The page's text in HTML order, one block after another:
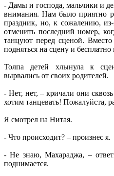
- Дамы и господа, мальчики и
внимания. Нам было приятно
праздник, но, к сожалению,
отменить последний номер,
танцуют перед сценой. Вместо
подняться на сцену и
Толпа детей хлынула к
вырвались от своих родителей.
- Нет, нет, – кричали они
хотим танцевать! Пожалуйста,
Я смотрел на Нитая.
- Что происходит? – произнес я.
- Не знаю, Махараджа, –
поднимается.